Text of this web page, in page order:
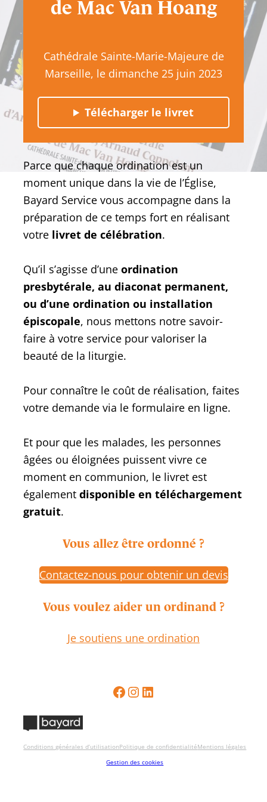
de Mac Van Hoang
Cathédrale Sainte-Marie-Majeure de
Marseille, le dimanche 25 juin 2023
Télécharger le livret
Parce que chaque ordination est un
moment unique dans la vie de l’Église,
Bayard Service vous accompagne dans la
préparation de ce temps fort en réalisant
votre livret de célébration.
Qu’il s’agisse d’uneordination
presbytérale, au diaconat permanent,
ou d’une ordination ou installation
épiscopale, nous mettons notre savoir-
faire à votre service pour valoriser la
beauté de la liturgie.
Pour connaître le coût de réalisation, faites
votre demande via le formulaire en ligne.
Et pour que les malades, les personnes
âgées ou éloignées puissent vivre ce
moment en communion, le livret est
égalementdisponible en téléchargement
gratuit.
Vous allez être ordonné ?
Contactez-nous pour obtenir un devis
Vous voulez aider un ordinand ?
Je soutiens une ordination
Conditions générales d’utilisationPolitique de confidentialitéMentions légales
Gestion des cookies